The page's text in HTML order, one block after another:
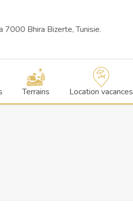
7000 Bhira Bizerte, Tunisie.
Terrains Location vacances